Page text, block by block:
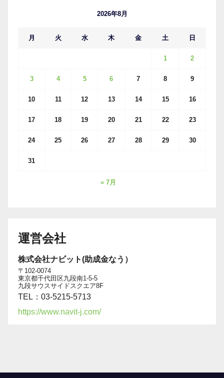
2026年8月
月 火 水 木 金 土 日
1 2
3 4 5 6 7 8 9
10 11 12 13 14 15 16
17 18 19 20 21 22 23
24 25 26 27 28 29 30
31
« 7月
運営会社
株式会社ナビット(助成金なう）
〒102-0074
東京都千代田区九段南1-5-5
九段サウスサイドスクエア8F
TEL：03-5215-5713
https://www.navit-j.com/